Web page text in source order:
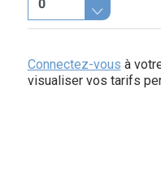
Connectez-vous à
visualiser vos tarifs